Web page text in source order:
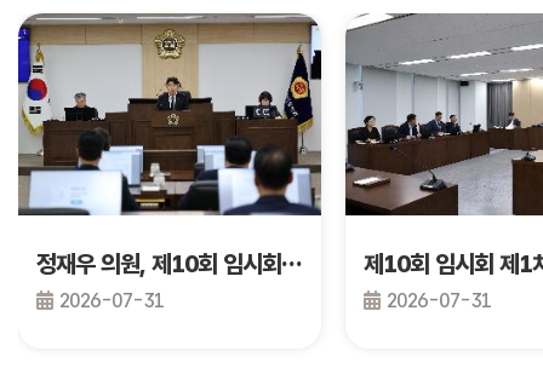
정재우 의원, 제10회 임시회 제2차 본회의 건의안 발의
2026-07-31 2026-07-31